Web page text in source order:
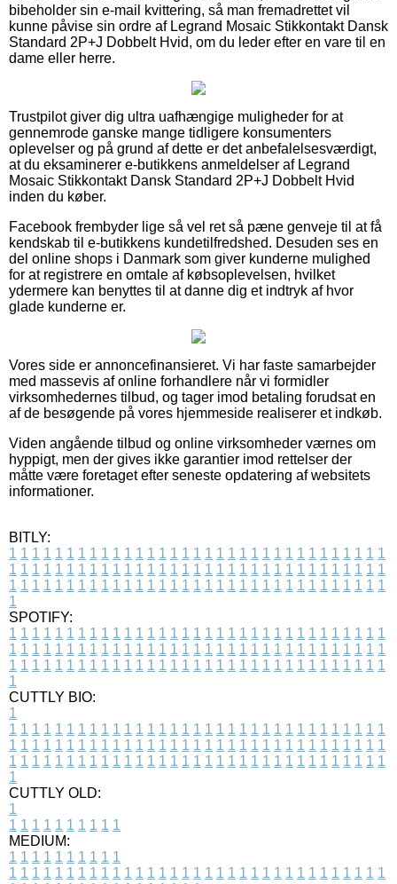
bibeholder sin e-mail kvittering, så man fremadrettet vil
kunne påvise sin ordre af Legrand Mosaic Stikkontakt Dansk
Standard 2P+J Dobbelt Hvid, om du leder efter en vare til en
dame eller herre.
Trustpilot giver dig ultra uafhængige muligheder for at
gennemrode ganske mange tidligere konsumenters
oplevelser og på grund af dette er det anbefalelsesværdigt,
at du eksaminerer e-butikkens anmeldelser af Legrand
Mosaic Stikkontakt Dansk Standard 2P+J Dobbelt Hvid
inden du køber.
Facebook frembyder lige så vel ret så pæne genveje til at få
kendskab til e-butikkens kundetilfredshed. Desuden ses en
del online shops i Danmark som giver kunderne mulighed
for at registrere en omtale af købsoplevelsen, hvilket
ydermere kan benyttes til at danne dig et indtryk af hvor
glade kunderne er.
Vores side er annoncefinansieret. Vi har faste samarbejder
med massevis af online forhandlere når vi formidler
virksomhedernes tilbud, og tager imod betaling forudsat en
af de besøgende på vores hjemmeside realiserer et indkøb.
Viden angående tilbud og online virksomheder værnes om
hyppigt, men der gives ikke garantier imod rettelser der
måtte være foretaget efter seneste opdatering af websitets
informationer.
BITLY:
1 1 1 1 1 1 1 1 1 1 1 1 1 1 1 1 1 1 1 1 1 1 1 1 1 1 1 1 1 1 1 1 1
1 1 1 1 1 1 1 1 1 1 1 1 1 1 1 1 1 1 1 1 1 1 1 1 1 1 1 1 1 1 1 1 1
1 1 1 1 1 1 1 1 1 1 1 1 1 1 1 1 1 1 1 1 1 1 1 1 1 1 1 1 1 1 1 1 1
1
SPOTIFY:
1 1 1 1 1 1 1 1 1 1 1 1 1 1 1 1 1 1 1 1 1 1 1 1 1 1 1 1 1 1 1 1 1
1 1 1 1 1 1 1 1 1 1 1 1 1 1 1 1 1 1 1 1 1 1 1 1 1 1 1 1 1 1 1 1 1
1 1 1 1 1 1 1 1 1 1 1 1 1 1 1 1 1 1 1 1 1 1 1 1 1 1 1 1 1 1 1 1 1
1
CUTTLY BIO:
1
1 1 1 1 1 1 1 1 1 1 1 1 1 1 1 1 1 1 1 1 1 1 1 1 1 1 1 1 1 1 1 1 1
1 1 1 1 1 1 1 1 1 1 1 1 1 1 1 1 1 1 1 1 1 1 1 1 1 1 1 1 1 1 1 1 1
1 1 1 1 1 1 1 1 1 1 1 1 1 1 1 1 1 1 1 1 1 1 1 1 1 1 1 1 1 1 1 1 1
1
CUTTLY OLD:
1
1 1 1 1 1 1 1 1 1 1
MEDIUM:
1 1 1 1 1 1 1 1 1 1
1 1 1 1 1 1 1 1 1 1 1 1 1 1 1 1 1 1 1 1 1 1 1 1 1 1 1 1 1 1 1 1 1